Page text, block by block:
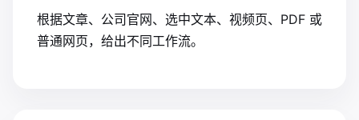
根据文章、公司官网、选中文本、视频页、PDF 或
普通网页，给出不同工作流。